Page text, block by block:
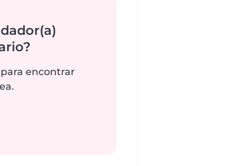
encontrar